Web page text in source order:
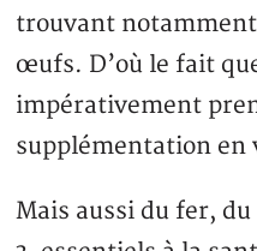
trouvant
œufs. D’où le fait
impérativement
supplémentation en
Mais aussi du fer,